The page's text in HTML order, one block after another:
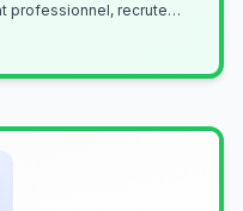
professionnel, recrute